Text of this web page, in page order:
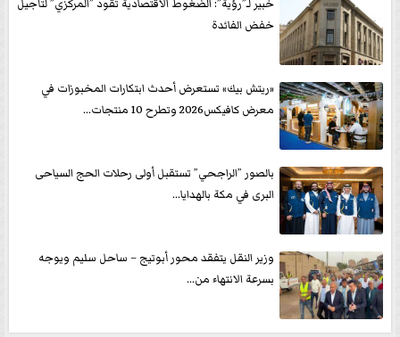
خبير لـ”رؤية”: الضغوط الاقتصادية تقود ”المركزي” لتأجيل
خفض الفائدة
«ريتش بيك» تستعرض أحدث ابتكارات المخبوزات في
معرض كافيكس2026 وتطرح 10 منتجات...
بالصور ”الراجحي” تستقبل أولى رحلات الحج السياحى
البرى في مكة بالهدايا...
وزير النقل يتفقد محور أبوتيج – ساحل سليم ويوجه
بسرعة الانتهاء من...